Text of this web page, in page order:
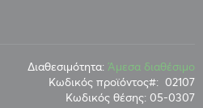
Διαθεσιμότητα: Άμεσα διαθέσιμο
Κωδικός προϊόντος
02107
Κωδικός θέσης: 05-0307